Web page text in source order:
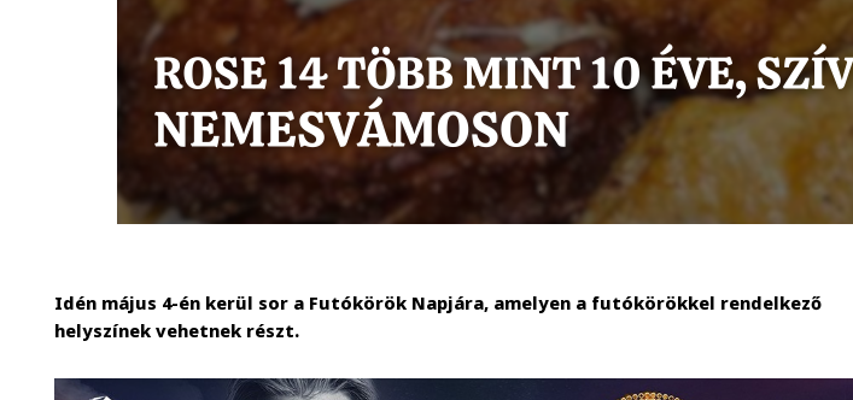
Idén május 4-én kerül sor a Futókörök Napjára, amelyen a futókörökkel rendelkező
helyszínek vehetnek részt.